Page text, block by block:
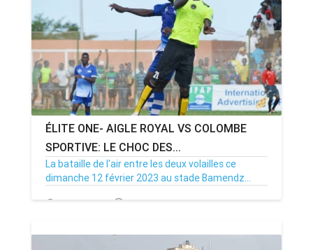
ÉLITE ONE- AIGLE ROYAL VS COLOMBE
SPORTIVE: LE CHOC DES...
La bataille de l'air entre les deux volailles ce
dimanche 12 février 2023 au stade Bamendz...
09/02/23 Par MenouActu 0